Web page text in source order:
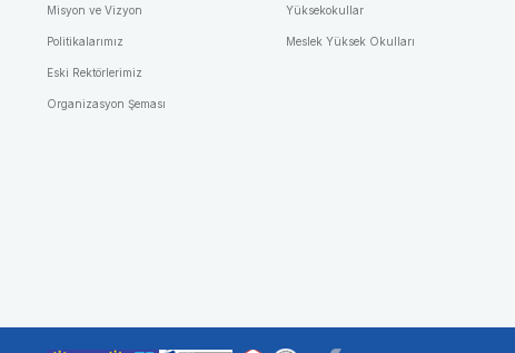
Misyon ve Vizyon
Politikalarımız
Eski Rektörlerimiz
Organizasyon Şeması
Yüksekokullar
Meslek Yüksek Okulları